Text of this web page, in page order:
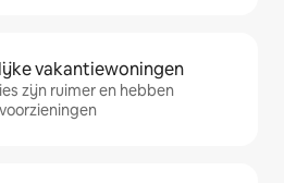
vakantiewoningen
zijn ruimer en hebben